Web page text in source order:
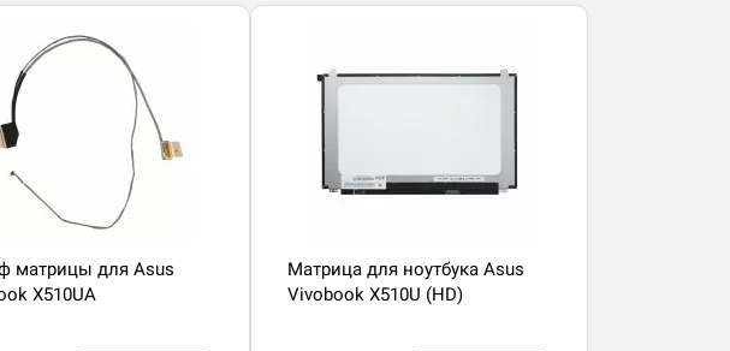
матрицы для Asus
X510UA
Матрица для ноутбука Asus
Vivobook X510U (HD)